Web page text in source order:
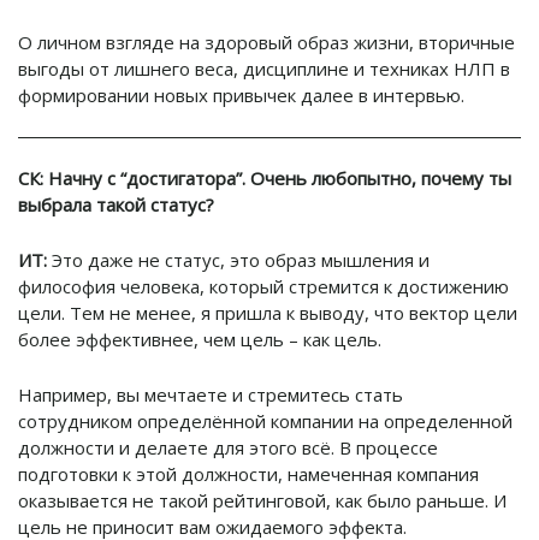
О личном взгляде на здоровый образ жизни, вторичные
выгоды от лишнего веса, дисциплине и техниках НЛП в
формировании новых привычек далее в интервью.
СК: Начну с “достигатора”. Очень любопытно, почему ты
выбрала такой статус?
ИТ: Это даже не статус, это образ мышления и
философия человека, который стремится к достижению
цели. Тем не менее, я пришла к выводу, что вектор цели
более эффективнее, чем цель – как цель.
Например, вы мечтаете и стремитесь стать
сотрудником определённой компании на определенной
должности и делаете для этого всё. В процессе
подготовки к этой должности, намеченная компания
оказывается не такой рейтинговой, как было раньше. И
цель не приносит вам ожидаемого эффекта.